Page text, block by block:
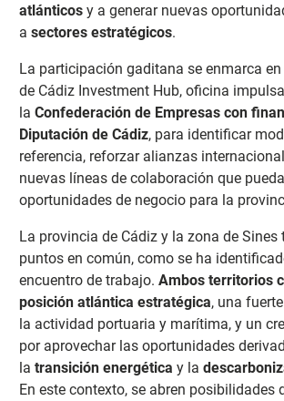
atlánticosy a generar nuevas
a sectores estratégicos.
La participación gaditana se enmarca
de Cádiz Investment Hub, oficina
la Confederación de Empresas con
Diputación de Cádiz, para identificar
referencia, reforzar alianzas
nuevas líneas de colaboración que
oportunidades de negocio para la
La provincia de Cádiz y la zona de Sines
puntos en común, como se ha
encuentro de trabajo. Ambos territorios
posición atlántica estratégica, una
la actividad portuaria y marítima, y un
por aprovechar las oportunidades
la transición energética y la
En este contexto, se abren posibilidades